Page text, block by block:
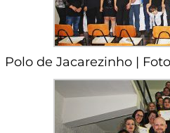
Polo de Jacarezinho |